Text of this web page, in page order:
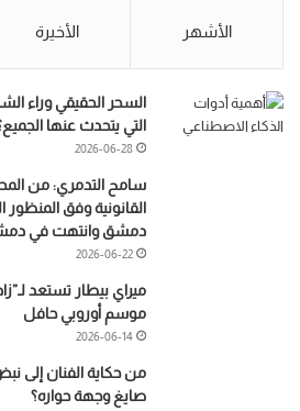
الأشهر الأخيرة
السحر الحقيقي وراء
التي يتحدث عنها
2026-06-28
سامح التدمري: من
القانونية وفق
دمشق وانتهت في
2026-06-22
ميراي بيطار تستعد
موسم أوروبي حافل
2026-06-14
من حكاية الفنان إلى
صايغ وجهة حواره؟